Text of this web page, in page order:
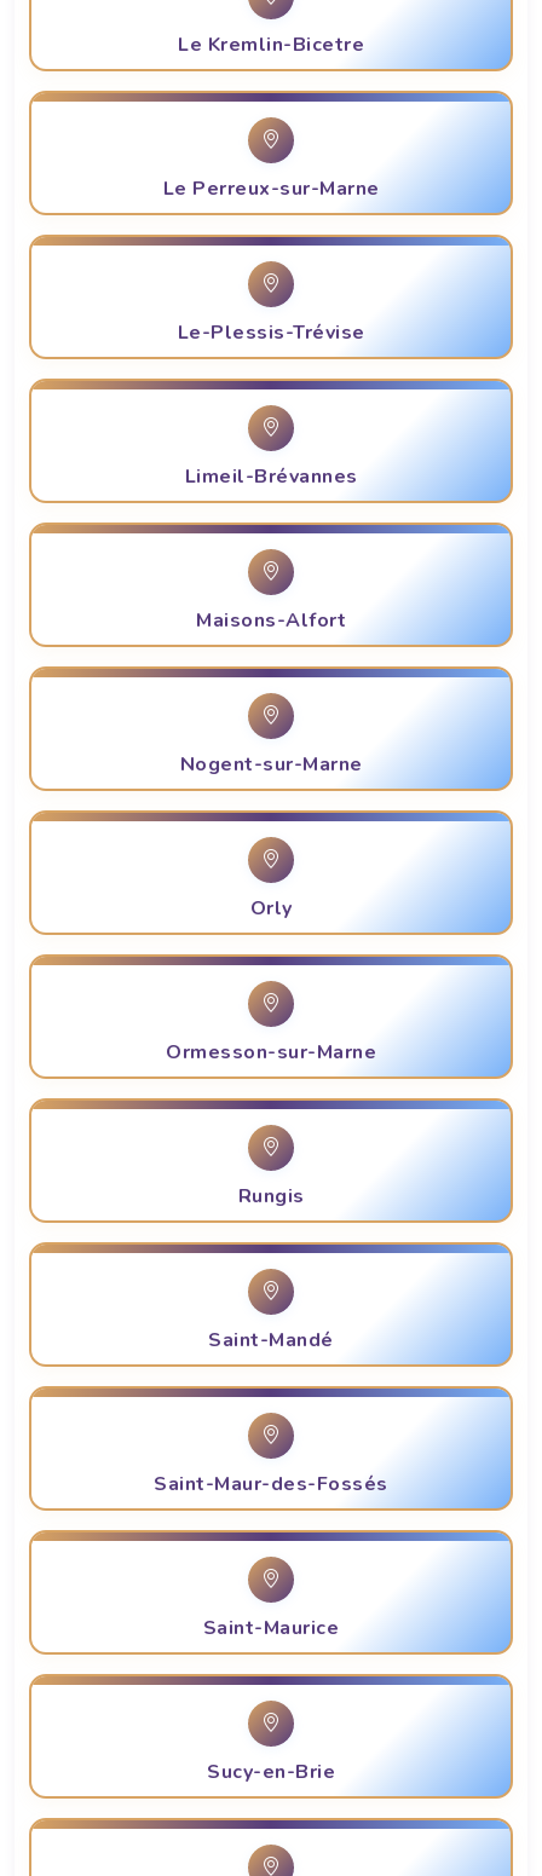
Le Kremlin-Bicetre
Le Perreux-sur-Marne
Le-Plessis-Trévise
Limeil-Brévannes
Maisons-Alfort
Nogent-sur-Marne
Orly
Ormesson-sur-Marne
Rungis
Saint-Mandé
Saint-Maur-des-Fossés
Saint-Maurice
Sucy-en-Brie